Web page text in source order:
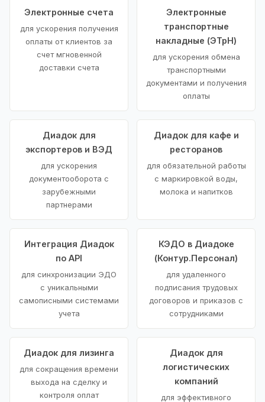
Электронные счета
для ускорения получения
оплаты от клиентов за
счет мгновенной
доставки счета
Электронные
транспортные
накладные (ЭТрН)
для ускорения обмена
транспортными
документами и получения
оплаты
Диадок для
экспортеров и ВЭД
для ускорения
документооборота с
зарубежными
партнерами
Диадок для кафе и
ресторанов
для обязательной работы
с маркировкой воды,
молока и напитков
Интеграция Диадок
по API
для синхронизации ЭДО
с уникальными
самописными системами
учета
КЭДО в Диадоке
(Контур.Персонал)
для удаленного
подписания трудовых
договоров и приказов с
сотрудниками
Диадок для лизинга
для сокращения времени
выхода на сделку и
контроля оплат
Диадок для
логистических
компаний
для эффективного